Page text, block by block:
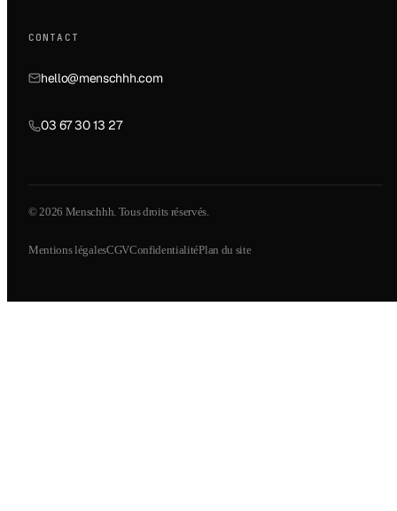
CONTACT
hello@menschhh.com
03 67 30 13 27
© 2026 Menschhh. Tous droits réservés.
Mentions légalesCGVConfidentialitéPlan du site